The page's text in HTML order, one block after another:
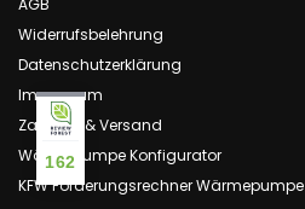
AGB
Widerrufsbelehrung
Datenschutzerklärung
Impressum
Zahlung & Versand
Wärmepumpe Konfigurator
KFW Förderungsrechner Wärmepumpe
162